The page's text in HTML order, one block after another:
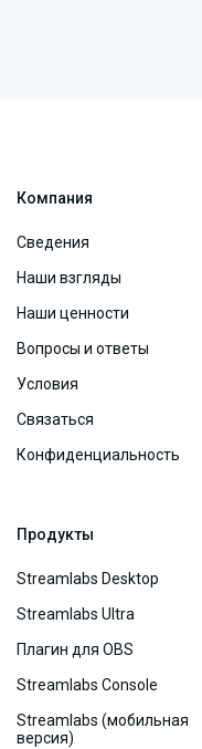
Компания
Сведения
Наши взгляды
Наши ценности
Вопросы и ответы
Условия
Связаться
Конфиденциальность
Продукты
Streamlabs Desktop
Streamlabs Ultra
Плагин для OBS
Streamlabs Console
Streamlabs (мобильная
версия)